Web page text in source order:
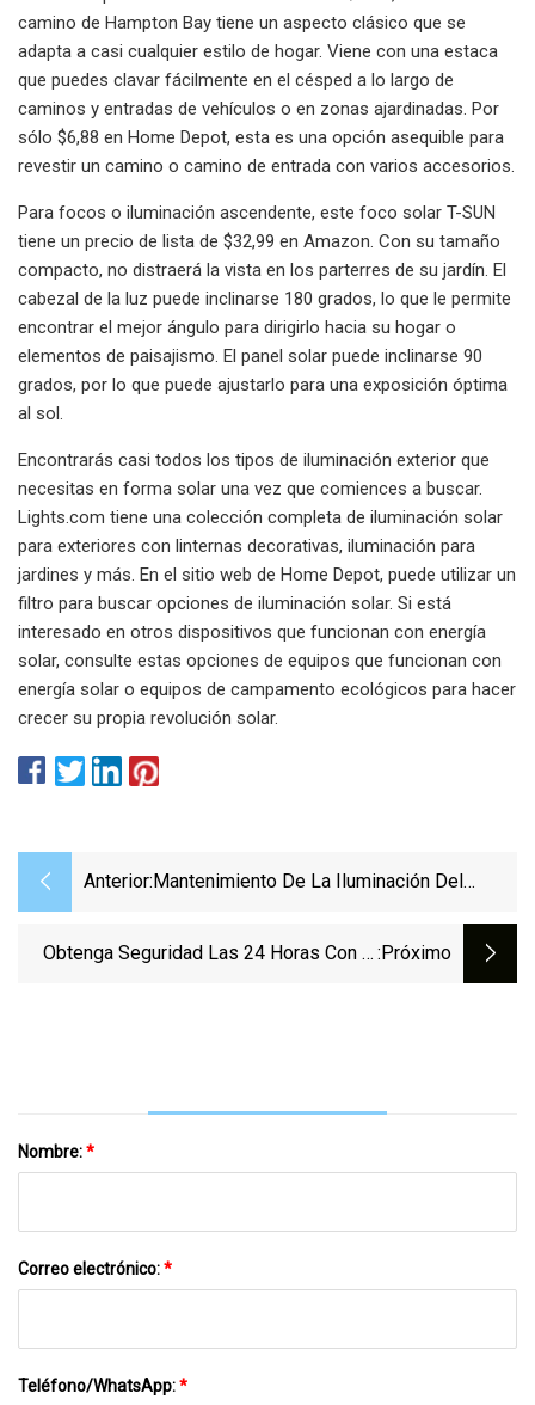
camino de Hampton Bay tiene un aspecto clásico que se
adapta a casi cualquier estilo de hogar. Viene con una estaca
que puedes clavar fácilmente en el césped a lo largo de
caminos y entradas de vehículos o en zonas ajardinadas. Por
sólo $6,88 en Home Depot, esta es una opción asequible para
revestir un camino o camino de entrada con varios accesorios.
Para focos o iluminación ascendente, este foco solar T-SUN
tiene un precio de lista de $32,99 en Amazon. Con su tamaño
compacto, no distraerá la vista en los parterres de su jardín. El
cabezal de la luz puede inclinarse 180 grados, lo que le permite
encontrar el mejor ángulo para dirigirlo hacia su hogar o
elementos de paisajismo. El panel solar puede inclinarse 90
grados, por lo que puede ajustarlo para una exposición óptima
al sol.
Encontrarás casi todos los tipos de iluminación exterior que
necesitas en forma solar una vez que comiences a buscar.
Lights.com tiene una colección completa de iluminación solar
para exteriores con linternas decorativas, iluminación para
jardines y más. En el sitio web de Home Depot, puede utilizar un
filtro para buscar opciones de iluminación solar. Si está
interesado en otros dispositivos que funcionan con energía
solar, consulte estas opciones de equipos que funcionan con
energía solar o equipos de campamento ecológicos para hacer
crecer su propia revolución solar.
Anterior: Mantenimiento De La Iluminación Del
Obtenga Seguridad Las 24 Horas Con El :próximo
Nombre:*
Correo electrónico:*
Teléfono/WhatsApp:*